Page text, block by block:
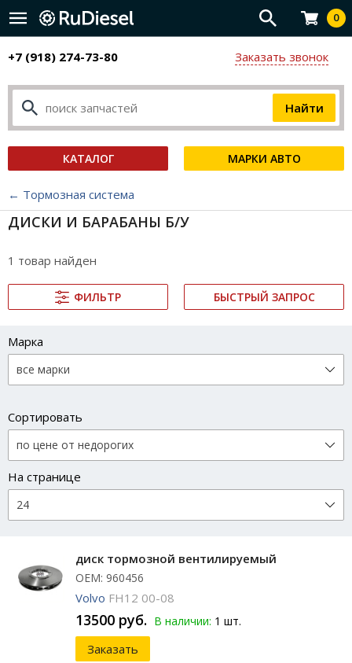
0
+7 (918) 274-73-80 Заказать звонок
КАТАЛОГ МАРКИ АВТО
← Тормозная система
ДИСКИ И БАРАБАНЫ Б/У
1 товар найден
ФИЛЬТР БЫСТРЫЙ ЗАПРОС
Марка
Сортировать
На странице
диск тормозной вентилируемый
ОЕМ: 960456
Volvo FH12 00-08
13500 руб. В наличии: 1 шт.
Заказать